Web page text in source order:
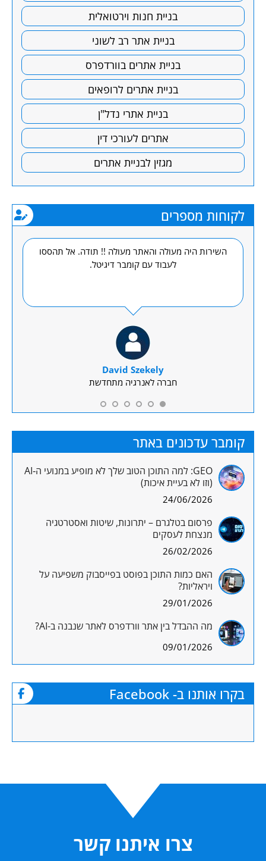
בניית חנות וירטואלית
בניית אתר רב לשוני
בניית אתרים בוורדפרס
בניית אתרים לרופאים
בניית אתרי נדל"ן
אתרים לעורכי דין
מגזין לבניית אתרים
לקוחות מספרים
השירות היה מעולה והאתר מעולה !! תודה. אל תהססו
לעבוד עם קומבר דיגיטל.
David Szekely
חברה לאנרגיה מתחדשת
קומבר עדכונים באתר
GEO: למה התוכן הטוב שלך לא מופיע במנועי ה‑AI
(וזו לא בעיית איכות)
24/06/2026
פרסום בטלגרם – יתרונות, שיטות ואסטרטגיה
מנצחת לעסקים
26/02/2026
האם כמות התוכן בפוסט בפייסבוק משפיעה על
ויראליות?
29/01/2026
מה ההבדל בין אתר וורדפרס לאתר שנבנה ב-AI?
09/01/2026
בקרו אותנו ב- Facebook
צרו איתנו קשר